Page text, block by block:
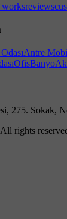
reviews
Antre
OfisBanyo
275. Sokak,
rights